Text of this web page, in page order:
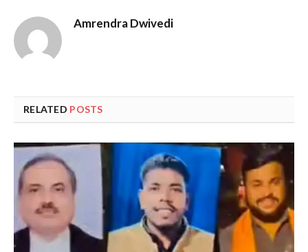
Amrendra Dwivedi
RELATED POSTS